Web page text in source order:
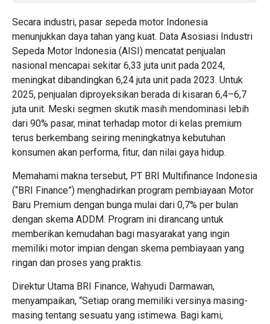
Secara industri, pasar sepeda motor Indonesia
menunjukkan daya tahan yang kuat. Data Asosiasi Industri
Sepeda Motor Indonesia (AISI) mencatat penjualan
nasional mencapai sekitar 6,33 juta unit pada 2024,
meningkat dibandingkan 6,24 juta unit pada 2023. Untuk
2025, penjualan diproyeksikan berada di kisaran 6,4–6,7
juta unit. Meski segmen skutik masih mendominasi lebih
dari 90% pasar, minat terhadap motor di kelas premium
terus berkembang seiring meningkatnya kebutuhan
konsumen akan performa, fitur, dan nilai gaya hidup.
Memahami makna tersebut, PT BRI Multifinance Indonesia
(“BRI Finance”) menghadirkan program pembiayaan Motor
Baru Premium dengan bunga mulai dari 0,7% per bulan
dengan skema ADDM. Program ini dirancang untuk
memberikan kemudahan bagi masyarakat yang ingin
memiliki motor impian dengan skema pembiayaan yang
ringan dan proses yang praktis.
Direktur Utama BRI Finance, Wahyudi Darmawan,
menyampaikan, “Setiap orang memiliki versinya masing-
masing tentang sesuatu yang istimewa. Bagi kami,